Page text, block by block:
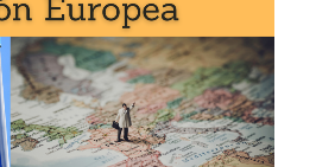
Malte Malta.
«Negocios en Malta»: 1